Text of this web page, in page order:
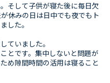
そして子供が寝た後に毎日欠
休みの日は日中でも夜でもト
した。
ていました。
とです。集中しないと問題が
め隙間時間の活用は寝ること